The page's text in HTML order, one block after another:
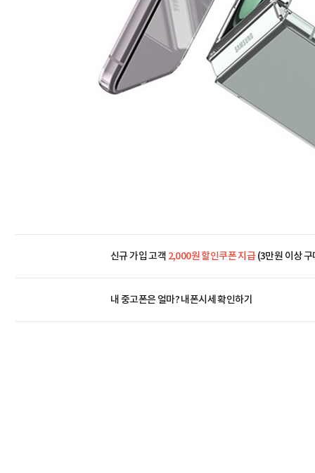
신규 가입 고객 2,000원 할인쿠폰 지급(3만원 이상 구
내 중고폰은 얼마?내폰시세 확인하기